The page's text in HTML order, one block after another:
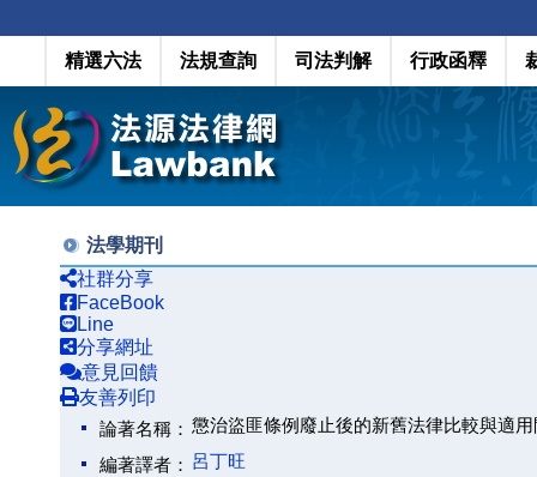
精選六法 法規查詢 司法判解 行政函釋
法學期刊
社群分享
FaceBook
Line
分享網址
意見回饋
友善列印
論著名稱： 懲治盜匪條例廢止後的新舊法律比較與適
編著譯者： 呂丁旺